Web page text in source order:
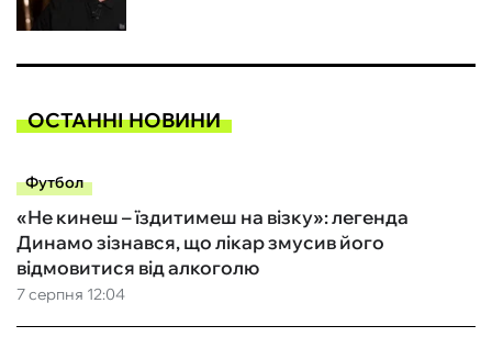
ОСТАННІ НОВИНИ
Футбол
7 серпня 12:04
«Не кинеш – їздитимеш на візку»: легенда
Динамо зізнався, що лікар змусив його
відмовитися від алкоголю